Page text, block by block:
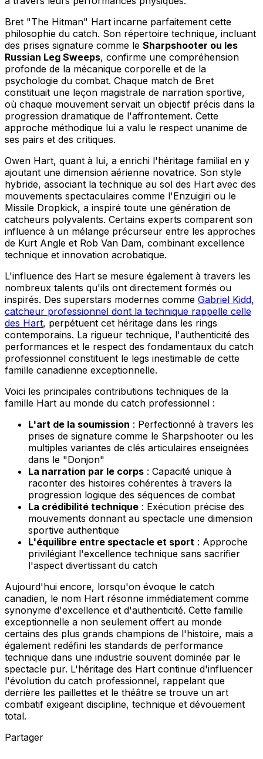
Bret "The Hitman" Hart incarne parfaitement cette
philosophie du catch. Son répertoire technique, incluant
des prises signature comme le Sharpshooter ou les
Russian Leg Sweeps, confirme une compréhension
profonde de la mécanique corporelle et de la
psychologie du combat. Chaque match de Bret
constituait une leçon magistrale de narration sportive,
où chaque mouvement servait un objectif précis dans la
progression dramatique de l'affrontement. Cette
approche méthodique lui a valu le respect unanime de
ses pairs et des critiques.
Owen Hart, quant à lui, a enrichi l'héritage familial en y
ajoutant une dimension aérienne novatrice. Son style
hybride, associant la technique au sol des Hart avec des
mouvements spectaculaires comme l'Enzuigiri ou le
Missile Dropkick, a inspiré toute une génération de
catcheurs polyvalents. Certains experts comparent son
influence à un mélange précurseur entre les approches
de Kurt Angle et Rob Van Dam, combinant excellence
technique et innovation acrobatique.
L'influence des Hart se mesure également à travers les
nombreux talents qu'ils ont directement formés ou
inspirés. Des superstars modernes comme Gabriel Kidd,
catcheur professionnel dont la technique rappelle celle
des Hart, perpétuent cet héritage dans les rings
contemporains. La rigueur technique, l'authenticité des
performances et le respect des fondamentaux du catch
professionnel constituent le legs inestimable de cette
famille canadienne exceptionnelle.
Voici les principales contributions techniques de la
famille Hart au monde du catch professionnel :
L'art de la soumission : Perfectionné à travers les
prises de signature comme le Sharpshooter ou les
multiples variantes de clés articulaires enseignées
dans le "Donjon"
La narration par le corps : Capacité unique à
raconter des histoires cohérentes à travers la
progression logique des séquences de combat
La crédibilité technique : Exécution précise des
mouvements donnant au spectacle une dimension
sportive authentique
L'équilibre entre spectacle et sport : Approche
privilégiant l'excellence technique sans sacrifier
l'aspect divertissant du catch
Aujourd'hui encore, lorsqu'on évoque le catch
canadien, le nom Hart résonne immédiatement comme
synonyme d'excellence et d'authenticité. Cette famille
exceptionnelle a non seulement offert au monde
certains des plus grands champions de l'histoire, mais a
également redéfini les standards de performance
technique dans une industrie souvent dominée par le
spectacle pur. L'héritage des Hart continue d'influencer
l'évolution du catch professionnel, rappelant que
derrière les paillettes et le théâtre se trouve un art
combatif exigeant discipline, technique et dévouement
total.
Partager